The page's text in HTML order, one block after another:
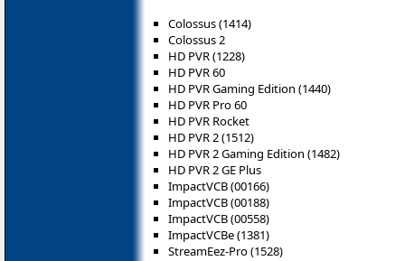
Colossus (1414)
Colossus 2
HD PVR (1228)
HD PVR 60
HD PVR Gaming Edition (1440)
HD PVR Pro 60
HD PVR Rocket
HD PVR 2 (1512)
HD PVR 2 Gaming Edition (1482)
HD PVR 2 GE Plus
ImpactVCB (00166)
ImpactVCB (00188)
ImpactVCB (00558)
ImpactVCBe (1381)
StreamEez-Pro (1528)